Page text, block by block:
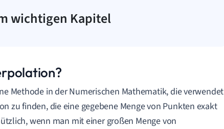
wichtigen Kapitel
Methode in der Numerischen Mathematik, die verwendet
zu finden, die eine gegebene Menge von Punkten exakt
wenn man mit einer großen Menge von